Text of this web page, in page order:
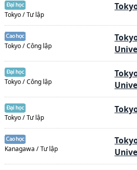
Tokyo / Tư lập
Tokyo / Công lập
Tokyo / Công lập
Tokyo / Tư lập
Kanagawa / Tư lập